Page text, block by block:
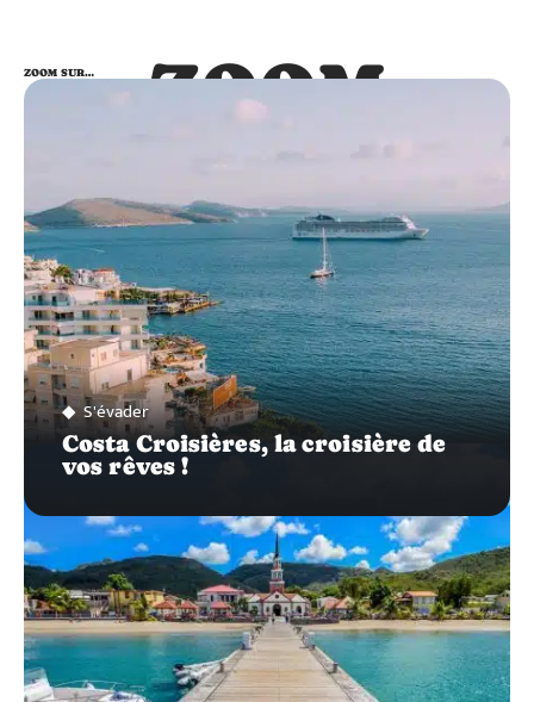
ZOOM
SUR…
ZOOM SUR…
S'évader
Costa Croisières, la croisière de
vos rêves !